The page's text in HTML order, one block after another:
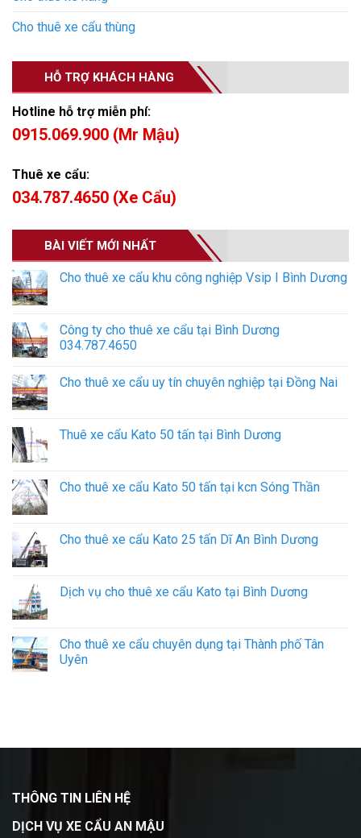
Cho thuê xe cẩu thùng
HỖ TRỢ KHÁCH HÀNG
Hotline hỗ trợ miễn phí:
0915.069.900 (Mr Mậu)
Thuê xe cẩu:
034.787.4650 (Xe Cẩu)
BÀI VIẾT MỚI NHẤT
Cho thuê xe cẩu khu công nghiệp Vsip I Bình Dương
Công ty cho thuê xe cẩu tại Bình Dương
034.787.4650
Cho thuê xe cẩu uy tín chuyên nghiệp tại Đồng Nai
Thuê xe cẩu Kato 50 tấn tại Bình Dương
Cho thuê xe cẩu Kato 50 tấn tại kcn Sóng Thần
Cho thuê xe cẩu Kato 25 tấn Dĩ An Bình Dương
Dịch vụ cho thuê xe cẩu Kato tại Bình Dương
Cho thuê xe cẩu chuyên dụng tại Thành phố Tân
Uyên
THÔNG TIN LIÊN HỆ
DỊCH VỤ XE CẨU AN MẬU